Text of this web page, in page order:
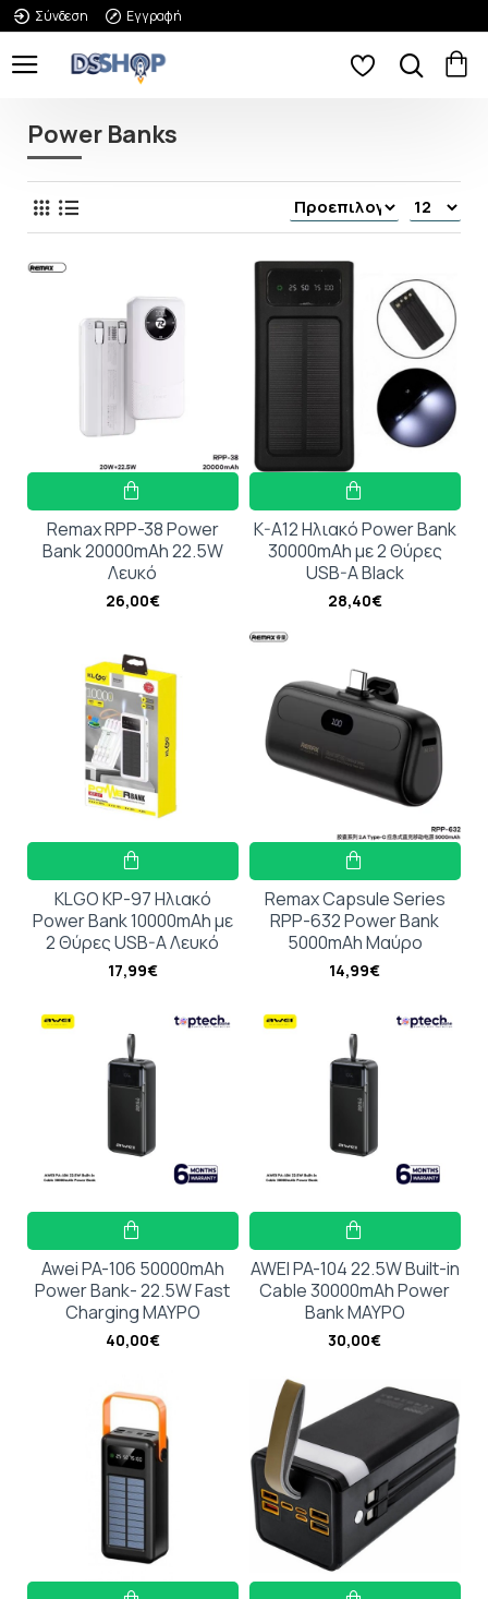
Σύνδεση Εγγραφή
Power Banks
Remax RPP-38 Power
Bank 20000mAh 22.5W
Λευκό
26,00€
K-A12 Ηλιακό Power Bank
30000mAh με 2 Θύρες
USB-A Black
28,40€
KLGO KP-97 Ηλιακό
Power Bank 10000mAh με
2 Θύρες USB-A Λευκό
17,99€
Remax Capsule Series
RPP-632 Power Bank
5000mAh Μαύρο
14,99€
Awei PA-106 50000mAh
Power Bank- 22.5W Fast
Charging ΜΑΥΡΟ
40,00€
AWEI PA-104 22.5W Built-in
Cable 30000mAh Power
Bank ΜΑΥΡΟ
30,00€